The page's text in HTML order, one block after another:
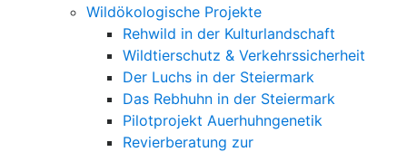
Wildökologische Projekte
Rehwild in der Kulturlandschaft
Wildtierschutz & Verkehrssicherheit
Der Luchs in der Steiermark
Das Rebhuhn in der Steiermark
Pilotprojekt Auerhuhngenetik
Revierberatung zur